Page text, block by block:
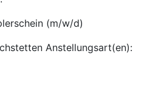
(m/w/d)
Anstellungsart(en):